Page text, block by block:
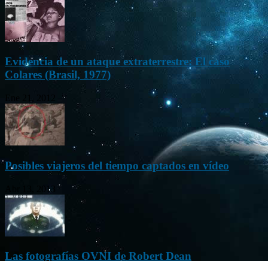
Evidencia de un ataque extraterrestre: El caso
Colares (Brasil, 1977)
Posibles viajeros del tiempo captados en vídeo
Abr 13, 2013
Las fotografías OVNI de Robert Dean